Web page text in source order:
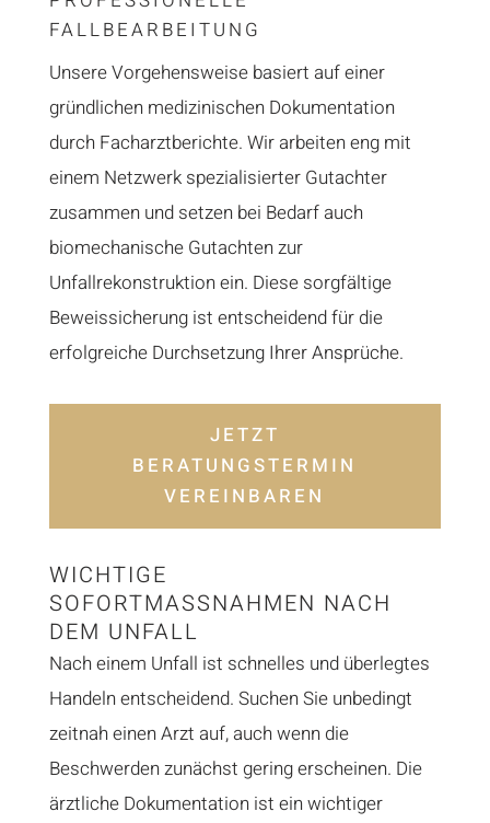
FALLBEARBEITUNG
Unsere Vorgehensweise basiert auf einer
gründlichen medizinischen Dokumentation
durch Facharztberichte. Wir arbeiten eng mit
einem Netzwerk spezialisierter Gutachter
zusammen und setzen bei Bedarf auch
biomechanische Gutachten zur
Unfallrekonstruktion ein. Diese sorgfältige
Beweissicherung ist entscheidend für die
erfolgreiche Durchsetzung Ihrer Ansprüche.
JETZT
BERATUNGSTERMIN
VEREINBAREN
WICHTIGE
SOFORTMASSNAHMEN NACH D
EM UNFALL
Nach einem Unfall ist schnelles und überlegtes
Handeln entscheidend. Suchen Sie unbedingt
zeitnah einen Arzt auf, auch wenn die
Beschwerden zunächst gering erscheinen. Die
ärztliche Dokumentation ist ein wichtiger